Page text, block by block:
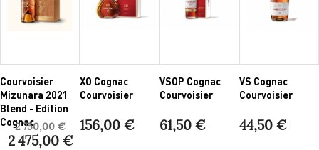
Courvoisier
Mizunara 2021
Blend - Edition
Cognac
2 750,00 €
2 475,00 €
XO Cognac
Courvoisier
156,00 €
VSOP Cognac
Courvoisier
61,50 €
VS Cognac
Courvoisier
44,50 €